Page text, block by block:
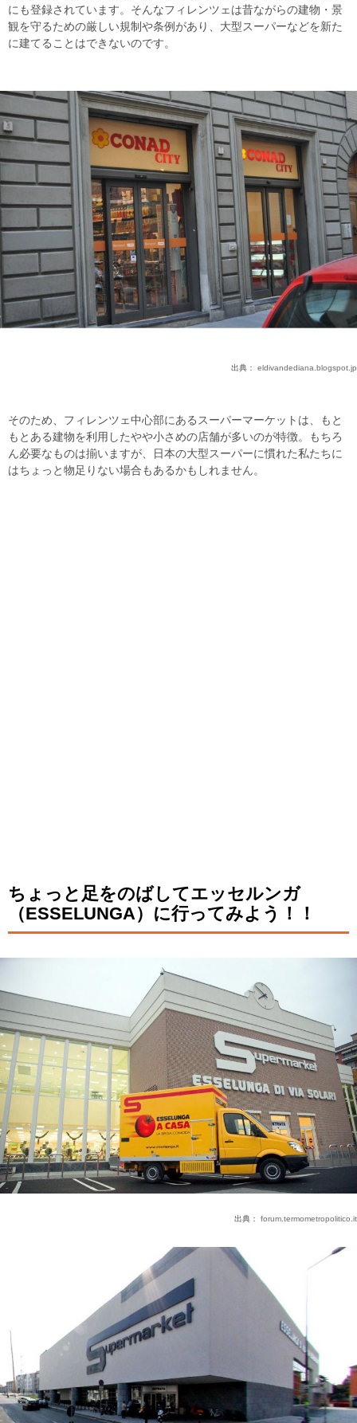
にも登録されています。そんなフィレンツェは昔ながらの建物・景
観を守るための厳しい規制や条例があり、大型スーパーなどを新た
に建てることはできないのです。
出典： eldivandediana.blogspot.jp
そのため、フィレンツェ中心部にあるスーパーマーケットは、もと
もとある建物を利用したやや小さめの店舗が多いのが特徴。もちろ
ん必要なものは揃いますが、日本の大型スーパーに慣れた私たちに
はちょっと物足りない場合もあるかもしれません。
ちょっと足をのばしてエッセルンガ
（ESSELUNGA）に行ってみよう！！
出典： forum.termometropolitico.it